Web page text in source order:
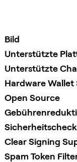
Bild
Unterstützte
Unterstützte
Hardware Wallet
Open Source
Clear Signing
Spam Token